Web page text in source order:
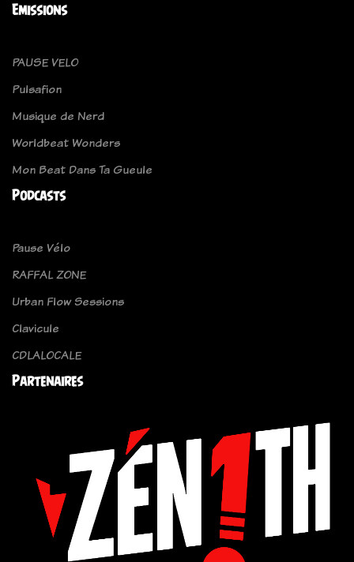
Emissions
PAUSE VELO
Pulsafion
Musique de Nerd
Worldbeat Wonders
Mon Beat Dans Ta Gueule
Podcasts
Pause Vélo
RAFFAL ZONE
Urban Flow Sessions
Clavicule
CDLALOCALE
Partenaires